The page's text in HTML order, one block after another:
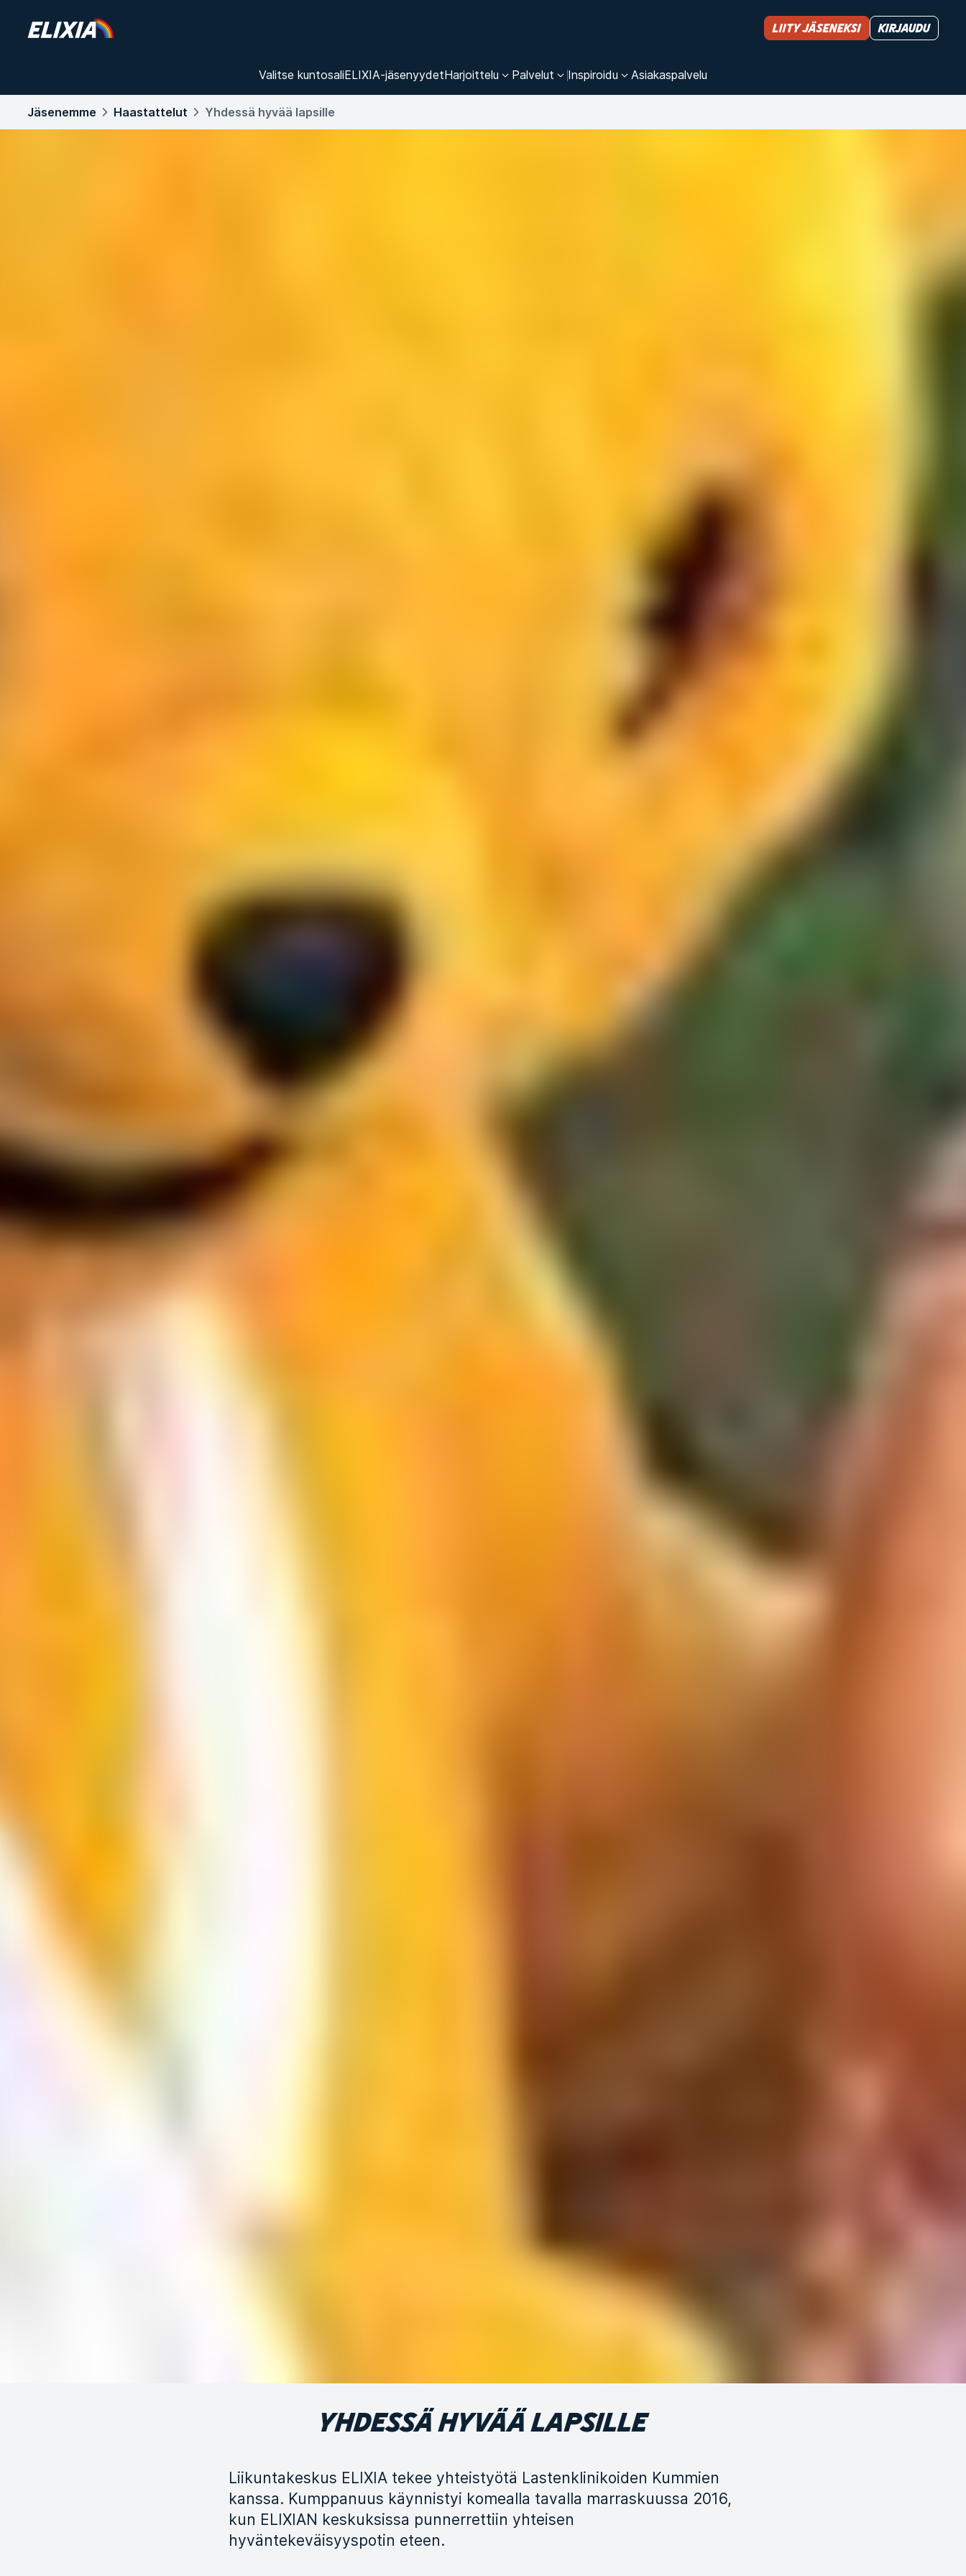
Valitse kuntosaliELIXIA-jäsenyydetHarjoittelu Palvelut Inspiroidu Asiakas­palvelu
Liity jäseneksi Kirjaudu
Jäsenemme Haastattelut Yhdessä hyvää lapsille
YHDESSÄ HYVÄÄ LAPSILLE
Liikuntakeskus ELIXIA tekee yhteistyötä Lastenklinikoiden Kummien
kanssa. Kumppanuus käynnistyi komealla tavalla marraskuussa 2016,
kun ELIXIAN keskuksissa punnerrettiin yhteisen
hyväntekeväisyyspotin eteen.